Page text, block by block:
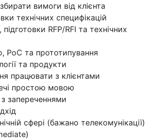
вимоги від клієнта
технічних специфікацій
RFP/RFI та технічних
PoC та прототипування
та продукти
працювати з клієнтами
простою мовою
запереченнями
сфері (бажано телекомунікації)